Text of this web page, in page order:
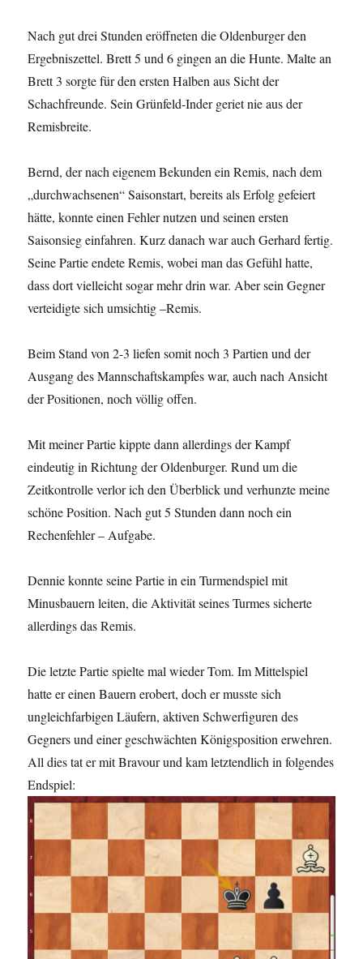
Nach gut drei Stunden eröffneten die Oldenburger den
Ergebniszettel. Brett 5 und 6 gingen an die Hunte. Malte an
Brett 3 sorgte für den ersten Halben aus Sicht der
Schachfreunde. Sein Grünfeld-Inder geriet nie aus der
Remisbreite.
Bernd, der nach eigenem Bekunden ein Remis, nach dem
„durchwachsenen“ Saisonstart, bereits als Erfolg gefeiert
hätte, konnte einen Fehler nutzen und seinen ersten
Saisonsieg einfahren. Kurz danach war auch Gerhard fertig.
Seine Partie endete Remis, wobei man das Gefühl hatte,
dass dort vielleicht sogar mehr drin war. Aber sein Gegner
verteidigte sich umsichtig –Remis.
Beim Stand von 2-3 liefen somit noch 3 Partien und der
Ausgang des Mannschaftskampfes war, auch nach Ansicht
der Positionen, noch völlig offen.
Mit meiner Partie kippte dann allerdings der Kampf
eindeutig in Richtung der Oldenburger. Rund um die
Zeitkontrolle verlor ich den Überblick und verhunzte meine
schöne Position. Nach gut 5 Stunden dann noch ein
Rechenfehler – Aufgabe.
Dennie konnte seine Partie in ein Turmendspiel mit
Minusbauern leiten, die Aktivität seines Turmes sicherte
allerdings das Remis.
Die letzte Partie spielte mal wieder Tom. Im Mittelspiel
hatte er einen Bauern erobert, doch er musste sich
ungleichfarbigen Läufern, aktiven Schwerfiguren des
Gegners und einer geschwächten Königsposition erwehren.
All dies tat er mit Bravour und kam letztendlich in folgendes
Endspiel: